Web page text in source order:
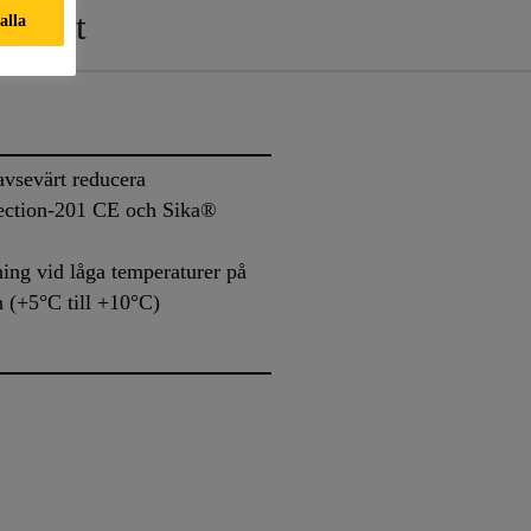
reducera
201 CE och Sika®
vid låga temperaturer på
(+5°C till +10°C)